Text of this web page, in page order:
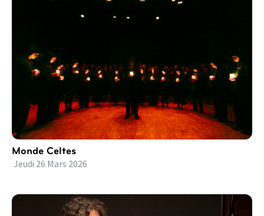
Monde Celtes
Jeudi 26 Mars 2026